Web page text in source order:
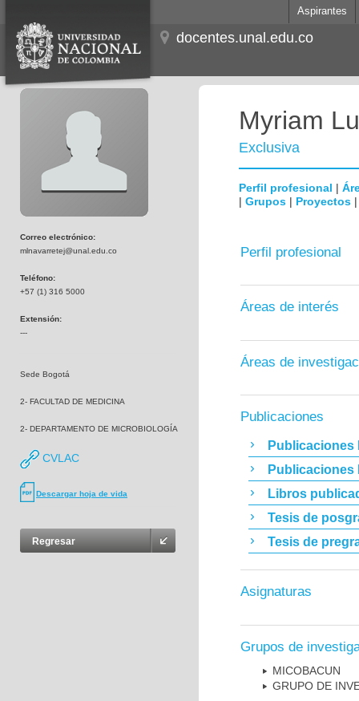
Aspirantes
docentes.unal.edu.co
Correo electrónico:
mlnavarretej@unal.edu.co
Teléfono:
+57 (1) 316 5000
Extensión:
---
Sede Bogotá
2- FACULTAD DE MEDICINA
2- DEPARTAMENTO DE MICROBIOLOGÍA
CVLAC
Descargar hoja de vida
Regresar
Myriam
Exclusiva
Perfil profesional |
| Grupos | Proyectos
Perfil profesional
Áreas de interés
Áreas de
Publicaciones
Publicaciones
Publicaciones
Libros
Tesis de
Tesis de
Asignaturas
Grupos de
MICOBAC­UN
GRUPO DE